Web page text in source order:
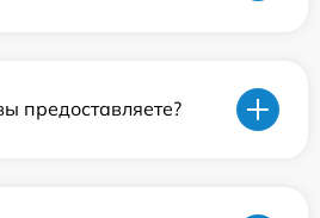
предоставляете?